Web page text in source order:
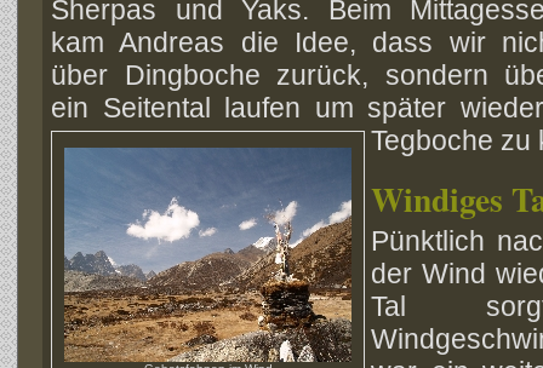
Sherpas und Yaks. Beim
kam Andreas die Idee, dass wir
über Dingboche zurück, sondern
ein Seitental laufen um später
Tegboche zu
Windiges
Pünktlich
der Wind
Tal